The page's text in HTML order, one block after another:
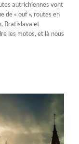
autrichiennes vont
de « ouf », routes en
Bratislava et
les motos, et là nous